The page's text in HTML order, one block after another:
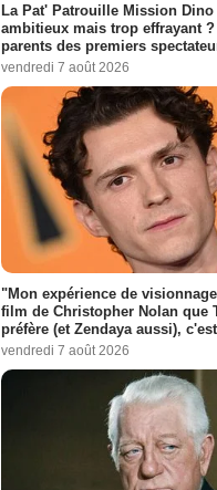
La Pat' Patrouille Mission
ambitieux mais trop effrayant
parents des premiers
vendredi 7 août 2026
"Mon expérience de
film de Christopher Nolan que
préfère (et Zendaya aussi),
vendredi 7 août 2026